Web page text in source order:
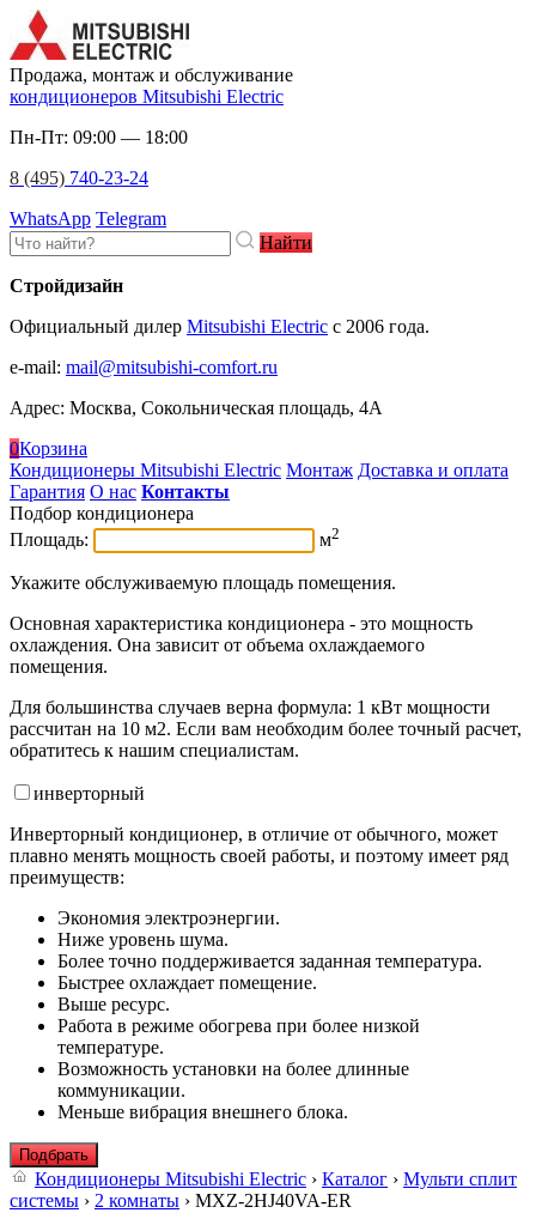
Продажа, монтаж и обслуживание
кондиционеров Mitsubishi Electric
Пн-Пт: 09:00 — 18:00
8 (495) 740-23-24
WhatsApp Telegram
Найти
Стройдизайн
Официальный дилер Mitsubishi Electric c 2006 года.
e-mail: mail@mitsubishi-comfort.ru
Адрес: Москва, Сокольническая площадь, 4А
0Корзина
Кондиционеры Mitsubishi Electric Монтаж Доставка и оплата
Гарантия О нас Контакты
Подбор кондиционера
Площадь:
м2
Укажите обслуживаемую площадь помещения.
Основная характеристика кондиционера - это мощность
охлаждения. Она зависит от объема охлаждаемого
помещения.
Для большинства случаев верна формула: 1 кВт мощности
рассчитан на 10 м2. Если вам необходим более точный расчет,
обратитесь к нашим специалистам.
инверторный
Инверторный кондиционер, в отличие от обычного, может
плавно менять мощность своей работы, и поэтому имеет ряд
преимуществ:
Экономия электроэнергии.
Ниже уровень шума.
Более точно поддерживается заданная температура.
Быстрее охлаждает помещение.
Выше ресурс.
Работа в режиме обогрева при более низкой
температуре.
Возможность установки на более длинные
коммуникации.
Меньше вибрация внешнего блока.
Подбрать
Кондиционеры Mitsubishi Electric › Каталог › Мульти сплит
системы › 2 комнаты › MXZ-2HJ40VA-ER